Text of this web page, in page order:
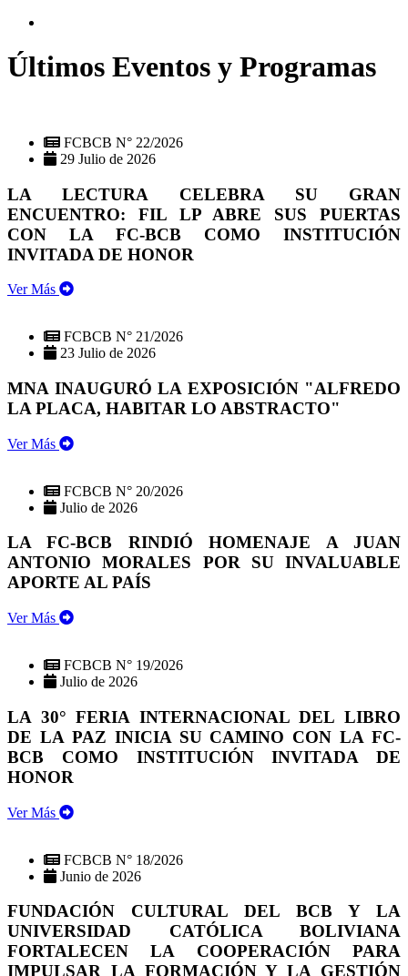
Últimos Eventos y Programas
FCBCB N° 22/2026
29 Julio de 2026
LA LECTURA CELEBRA SU GRAN
ENCUENTRO: FIL LP ABRE SUS PUERTAS
CON LA FC-BCB COMO INSTITUCIÓN
INVITADA DE HONOR
Ver Más
FCBCB N° 21/2026
23 Julio de 2026
MNA INAUGURÓ LA EXPOSICIÓN "ALFREDO
LA PLACA, HABITAR LO ABSTRACTO"
Ver Más
FCBCB N° 20/2026
Julio de 2026
LA FC-BCB RINDIÓ HOMENAJE A JUAN
ANTONIO MORALES POR SU INVALUABLE
APORTE AL PAÍS
Ver Más
FCBCB N° 19/2026
Julio de 2026
LA 30° FERIA INTERNACIONAL DEL LIBRO
DE LA PAZ INICIA SU CAMINO CON LA FC-
BCB COMO INSTITUCIÓN INVITADA DE
HONOR
Ver Más
FCBCB N° 18/2026
Junio de 2026
FUNDACIÓN CULTURAL DEL BCB Y LA
UNIVERSIDAD CATÓLICA BOLIVIANA
FORTALECEN LA COOPERACIÓN PARA
IMPULSAR LA FORMACIÓN Y LA GESTIÓN